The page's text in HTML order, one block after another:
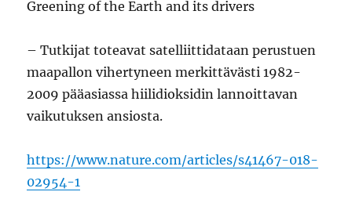
Greening of the Earth and its drivers
– Tutkijat toteavat satelliittidataan perustuen
maapallon vihertyneen merkittävästi 1982-
2009 pääasiassa hiilidioksidin lannoittavan
vaikutuksen ansiosta.
https://www.nature.com/articles/s41467-018-
02954-1